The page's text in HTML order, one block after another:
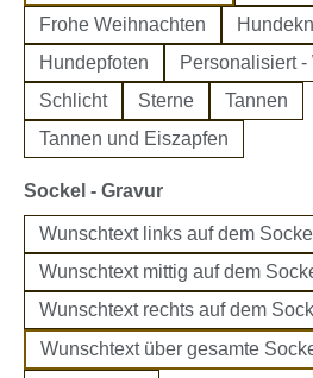
Frohe Weihnachten
Hundepfoten
Personalisiert -
Schlicht
Sterne
Tannen
Tannen und Eiszapfen
Sockel - Gravurauswählen
Wunschtext links auf dem
Wunschtext mittig auf dem
Wunschtext rechts auf dem
Wunschtext über gesamte